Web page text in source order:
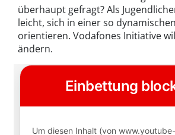
überhaupt gefragt? Als
leicht, sich in einer so
orientieren. Vodafones Initiative
ändern.